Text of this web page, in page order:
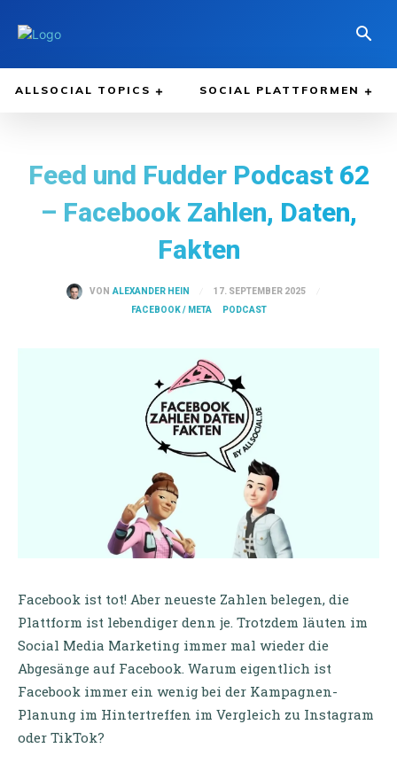
ALLSOCIAL TOPICS SOCIAL PLATTFORMEN
Feed und Fudder Podcast 62
– Facebook Zahlen, Daten,
Fakten
VON ALEXANDER HEIN
17. SEPTEMBER 2025
FACEBOOK / META
PODCAST
Facebook ist tot! Aber neueste Zahlen belegen, die
Plattform ist lebendiger denn je. Trotzdem läuten im
Social Media Marketing immer mal wieder die
Abgesänge auf Facebook. Warum eigentlich ist
Facebook immer ein wenig bei der Kampagnen-
Planung im Hintertreffen im Vergleich zu Instagram
oder TikTok?